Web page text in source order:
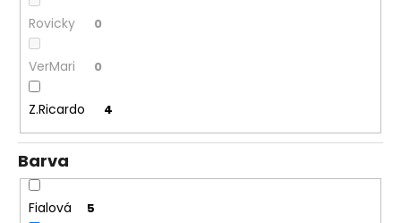
Rovicky 0
VerMari 0
Z.Ricardo 4
Barva
Fialová 5